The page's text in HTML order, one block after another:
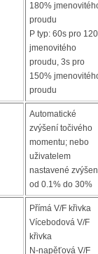
180%
proudu
P typ: 60s pro
jmenovitého
proudu, 3s pro
150%
proudu
Automatické
zvýšení točivého
momentu; nebo
uživatelem
nastavené
od 0.1% do 30%
Přímá V/F křivka
Vícebodová V/F
křivka
N-napěťová V/F